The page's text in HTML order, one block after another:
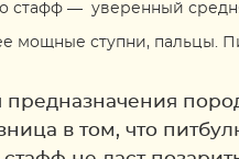
стафф — уверенный
мощные ступни, пальцы.
предназначения
в том, что